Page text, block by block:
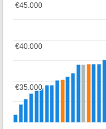
€35.000
€35.000
€40.000
€40.000
€45.000
€45.000